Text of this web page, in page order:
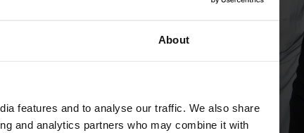
About
features and to analyse our traffic. We also share
and analytics partners who may combine it with